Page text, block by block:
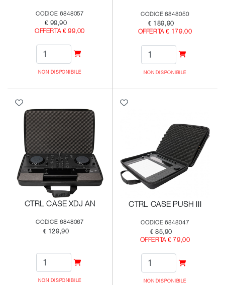
CODICE 6848057
€ 99,90
OFFERTA € 99,00
NON DISPONIBILE
CODICE 6848050
€ 189,90
OFFERTA € 179,00
NON DISPONIBILE
CTRL CASE XDJ AN
CODICE 6848067
€ 129,90
NON DISPONIBILE
CTRL CASE PUSH III
CODICE 6848047
€ 85,90
OFFERTA € 79,00
NON DISPONIBILE